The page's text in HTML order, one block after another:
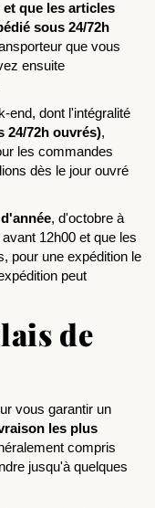
et que les articles
sous 24/72h
que vous
ensuite
end, dont l'intégralité
24/72h ouvrés),
les commandes
dès le jour ouvré
, d'octobre à
12h00 et que les
pour une expédition le
peut
de
vous garantir un
les plus
jusqu'à quelques